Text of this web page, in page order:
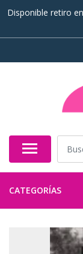
Disponible retiro
CATEGORÍAS